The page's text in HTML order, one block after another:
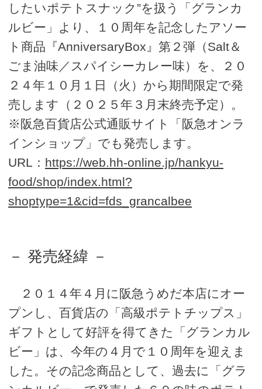
したいポテトスナック”を扱う「グランカ
ルビー」より、１０周年を記念したアソー
ト商品『AnniversaryBox』第２弾（Salt＆
ごま油味／スパイシーカレー味）を、２０
２４年１０月１日（火）から期間限定で発
売します（２０２５年３月末終売予定）。
※阪急百貨店公式通販サイト「阪急オンラ
インショップ」でも発売します。
URL： https://web.hh-online.jp/hankyu-
food/shop/index.html?
shoptype=1&cid=fds_grancalbee
－ 発売経緯 －
２０１４年４月に阪急うめだ本店にオー
プンし、百貨店の「高級ポテトチップス」
ギフトとして好評を得てきた「グランカル
ビー」は、今年の４月で１０周年を迎えま
した。その記念商品として、過去に「グラ